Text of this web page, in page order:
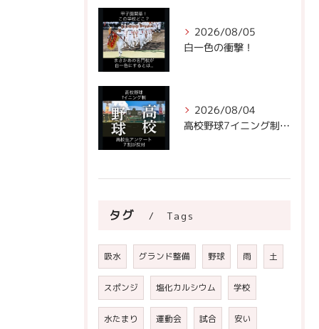
2026/08/05
白一色の衝撃！
2026/08/04
高校野球7イニング制への声。
タグ Tags
吸水 グランド整備 野球 雨 土
スポンジ 塩化カルシウム 学校
水たまり 運動会 試合 安い